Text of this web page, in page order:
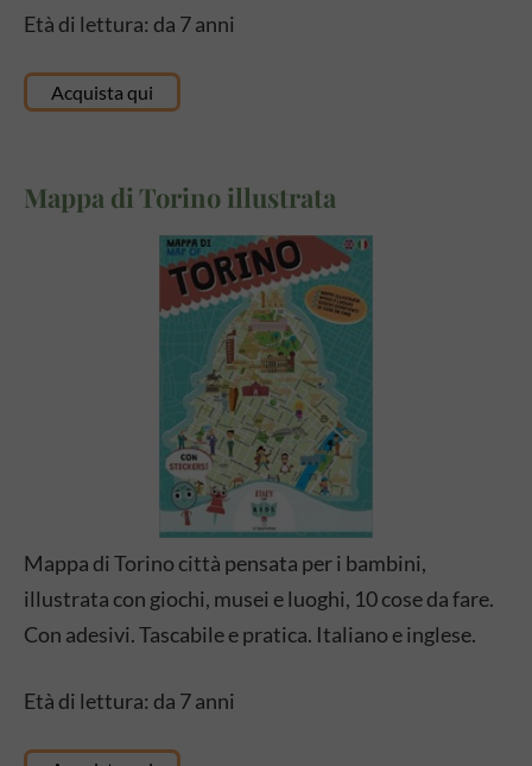
Età di lettura: da 7 anni
Acquista qui
Mappa di Torino illustrata
Mappa di Torino città pensata per i bambini,
illustrata con giochi, musei e luoghi, 10 cose da fare.
Con adesivi. Tascabile e pratica. Italiano e inglese.
Età di lettura: da 7 anni